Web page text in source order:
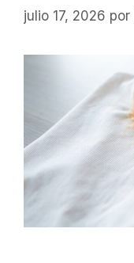
julio 17, 2026 por